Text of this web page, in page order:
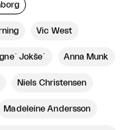
Vic West
Jokše˙ Anna Munk
Niels Christensen
Madeleine Andersson